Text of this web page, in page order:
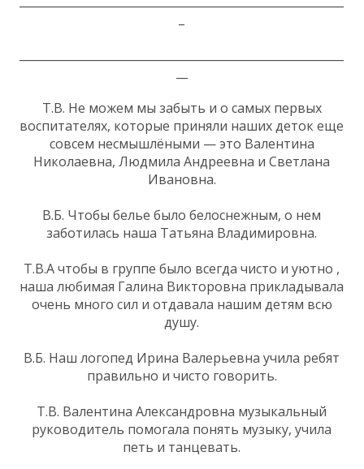
Т.В. Не можем мы забыть и о самых первых
воспитателях, которые приняли наших деток еще
совсем несмышлёными — это Валентина
Николаевна, Людмила Андреевна и Светлана
Ивановна.
В.Б. Чтобы белье было белоснежным, о нем
заботилась наша Татьяна Владимировна.
Т.В.А чтобы в группе было всегда чисто и уютно ,
наша любимая Галина Викторовна прикладывала
очень много сил и отдавала нашим детям всю
душу.
В.Б. Наш логопед Ирина Валерьевна учила ребят
правильно и чисто говорить.
Т.В. Валентина Александровна музыкальный
руководитель помогала понять музыку, учила
петь и танцевать.